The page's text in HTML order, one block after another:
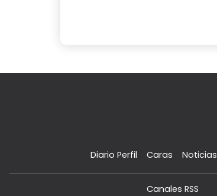
Diario Perfil Caras Noticias
Canales RSS